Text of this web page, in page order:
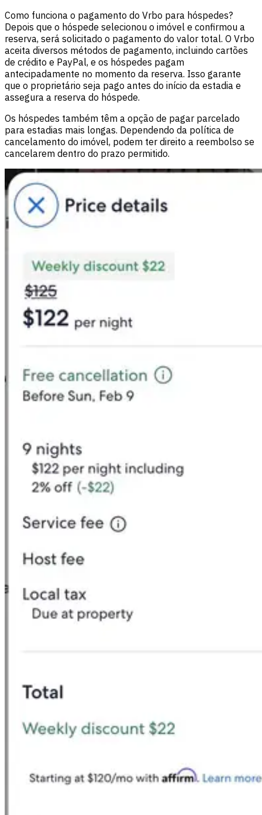
Como funciona o pagamento do Vrbo para hóspedes?
Depois que o hóspede selecionou o imóvel e confirmou a
reserva, será solicitado o pagamento do valor total. O Vrbo
aceita diversos métodos de pagamento, incluindo cartões
de crédito e PayPal, e os hóspedes pagam
antecipadamente no momento da reserva. Isso garante
que o proprietário seja pago antes do início da estadia e
assegura a reserva do hóspede.
Os hóspedes também têm a opção de pagar parcelado
para estadias mais longas. Dependendo da política de
cancelamento do imóvel, podem ter direito a reembolso se
cancelarem dentro do prazo permitido.